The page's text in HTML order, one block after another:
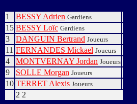
1 BESSY Adrien Gardiens
15 BESSY Loïc Gardiens
3 DANGUIN Bertrand Joueurs
11 FERNANDES Mickael Joueurs
4 MONTVERNAY Jordan Joueurs
9 SOLLE Morgan Joueurs
10 TERRET Alexis Joueurs
2 2